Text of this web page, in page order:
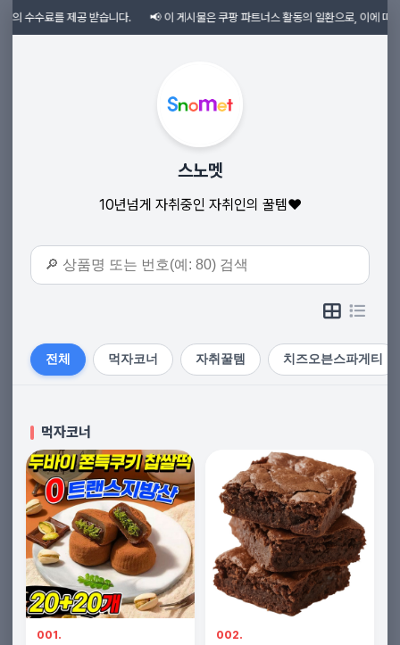
료를 제공 받습니다. 📢 이 게시물은 쿠팡 파트너스 활동의 일환으로, 이에 따른 일정
스노멧
10년넘게 자취중인 자취인의 꿀템❤️
전체 먹자코너 자취꿀템 치즈오븐스파게티
먹자코너
001. 002.